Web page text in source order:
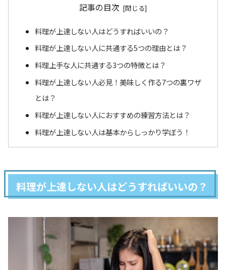
記事の目次
料理が上達しない人はどうすればいいの？
料理が上達しない人に共通する5つの理由とは？
料理上手な人に共通する3つの特徴とは？
料理が上達しない人必見！美味しく作る7つの裏ワザ
とは？
料理が上達しない人におすすめの練習方法とは？
料理が上達しない人は基本からしっかり学ぼう！
料理が上達しない人はどうすればいいの？